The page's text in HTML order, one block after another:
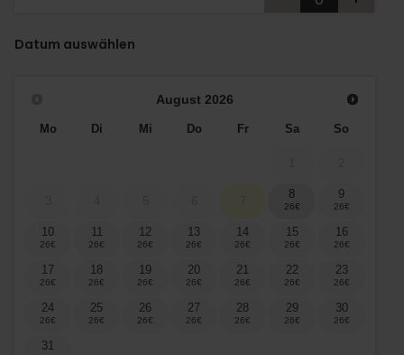
Datum auswählen
August 2026
Mo Di Mi Do Fr Sa So
8 9
10 11 12 13 14 15 16
17 18 19 20 21 22 23
24 25 26 27 28 29 30
31